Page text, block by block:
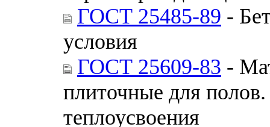
ГОСТ 25485-89 -
условия
ГОСТ 25609-83 -
плиточные для
теплоусвоения